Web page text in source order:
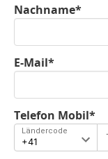
Nachname*
E-Mail*
Telefon Mobil*
Ländercode